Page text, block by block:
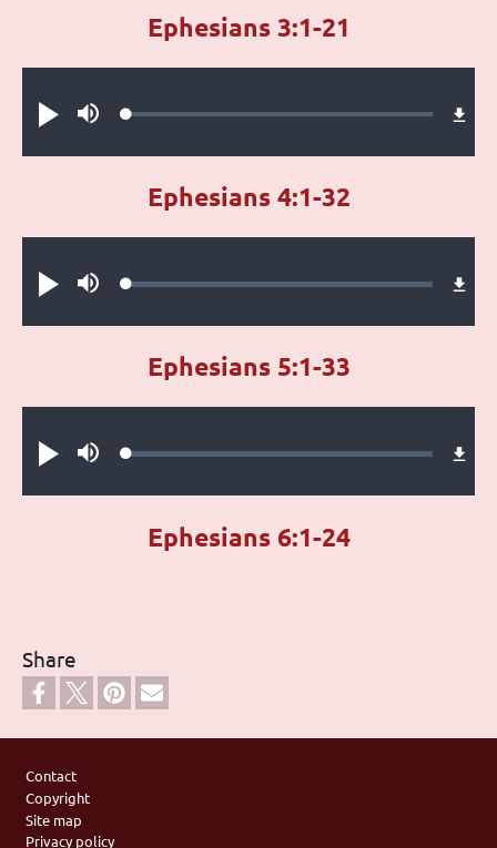
Ephesians 3:1-21
Play MuteLoaded:
Ephesians 4:1-32
Play MuteLoaded:
Ephesians 5:1-33
Play MuteLoaded:
Ephesians 6:1-24
Share
Contact
Copyright
Site map
Privacy policy